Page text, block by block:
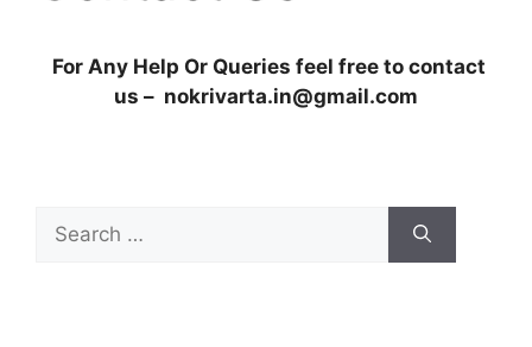
For Any Help Or Queries feel free to contact
us – nokrivarta.in@gmail.com